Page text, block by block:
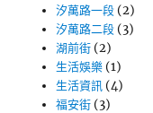
汐萬路一段 (2)
汐萬路二段 (3)
湖前街 (2)
生活娛樂 (1)
生活資訊 (4)
福安街 (3)